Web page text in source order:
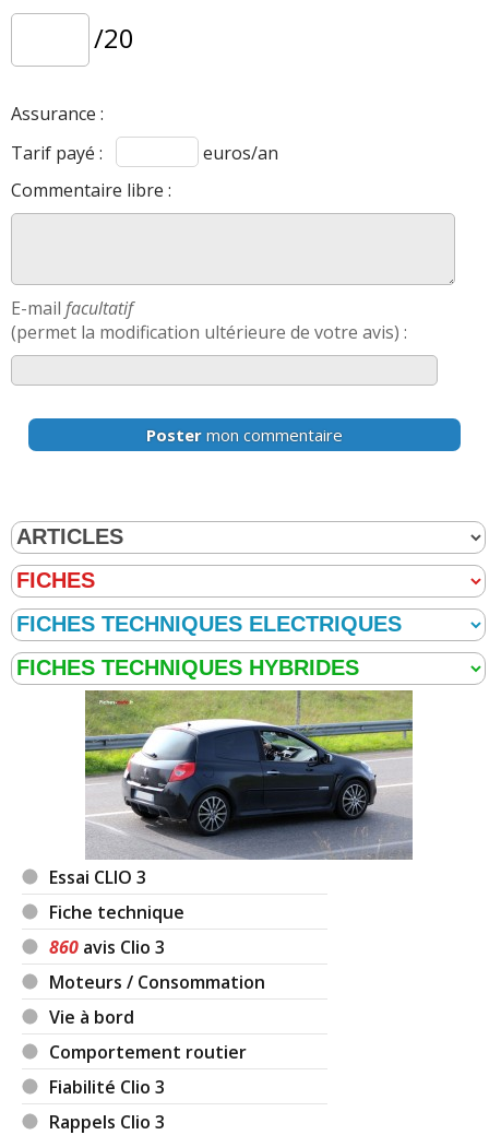
/20
Assurance :
Tarif payé :
euros/an
Commentaire libre :
E-mail facultatif
(permet la modification ultérieure de votre avis) :
Poster mon commentaire
Essai CLIO 3
Fiche technique
860 avis Clio 3
Moteurs / Consommation
Vie à bord
Comportement routier
Fiabilité Clio 3
Rappels Clio 3